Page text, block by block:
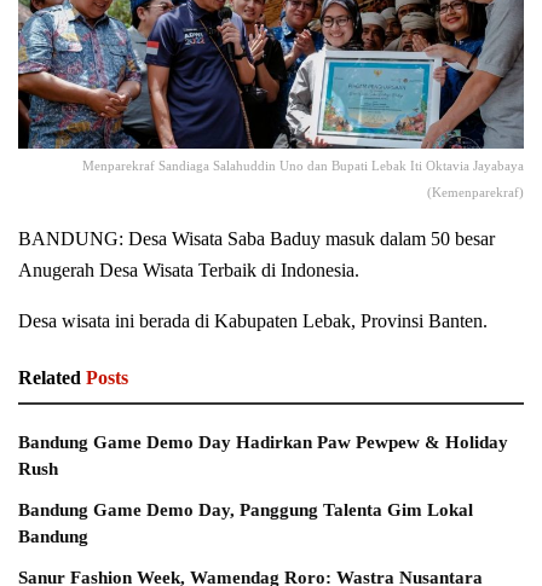
Menparekraf Sandiaga Salahuddin Uno dan Bupati Lebak Iti Oktavia Jayabaya
(Kemenparekraf)
BANDUNG: Desa Wisata Saba Baduy masuk dalam 50 besar
Anugerah Desa Wisata Terbaik di Indonesia.
Desa wisata ini berada di Kabupaten Lebak, Provinsi Banten.
Related Posts
Bandung Game Demo Day Hadirkan Paw Pewpew & Holiday
Rush
Bandung Game Demo Day, Panggung Talenta Gim Lokal
Bandung
Sanur Fashion Week, Wamendag Roro: Wastra Nusantara